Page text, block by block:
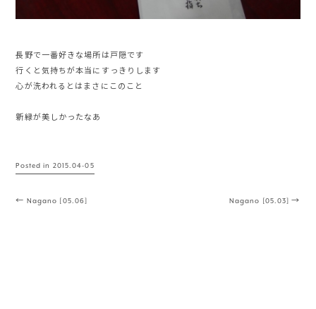
長野で一番好きな場所は戸隠です
行くと気持ちが本当にすっきりします
心が洗われるとはまさにこのこと
新緑が美しかったなあ
Posted in 2015.04-05
Post navigation
← Nagano [05.06] Nagano [05.03]→